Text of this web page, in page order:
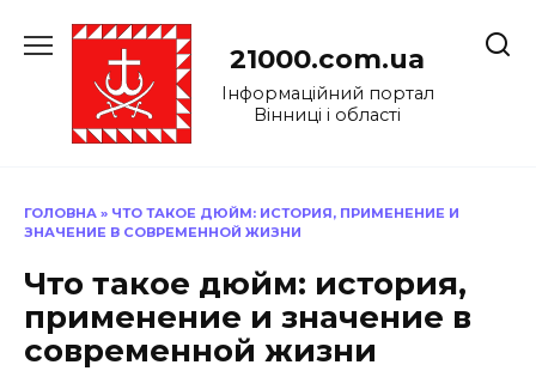
до
21000.com.ua
Інформаційний портал
Вінниці і області
ГОЛОВНА » ЧТО ТАКОЕ ДЮЙМ: ИСТОРИЯ, ПРИМЕНЕНИЕ И
ЗНАЧЕНИЕ В СОВРЕМЕННОЙ ЖИЗНИ
Что такое дюйм: история,
применение и значение в
современной жизни